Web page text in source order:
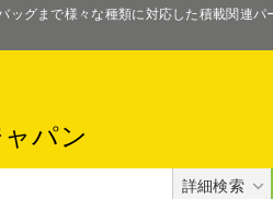
グまで様々な種類に対応した積載関
パン
詳細検索